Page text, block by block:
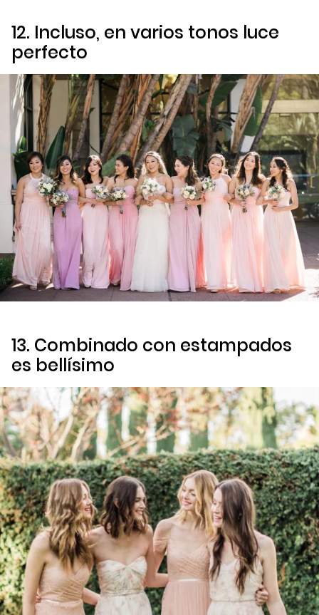
12. Incluso, en varios tonos luce
perfecto
13. Combinado con estampados
es bellísimo